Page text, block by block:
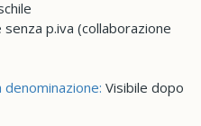
senza p.iva (collaborazione
Visibile dopo